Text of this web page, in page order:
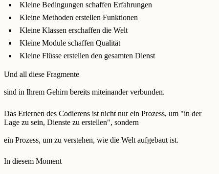
Kleine Bedingungen schaffen Erfahrungen
Kleine Methoden erstellen Funktionen
Kleine Klassen erschaffen die Welt
Kleine Module schaffen Qualität
Kleine Flüsse erstellen den gesamten Dienst
Und all diese Fragmente
sind in Ihrem Gehirn bereits miteinander verbunden.
Das Erlernen des Codierens ist nicht nur ein Prozess, um "in der
Lage zu sein, Dienste zu erstellen", sondern
ein Prozess, um zu verstehen, wie die Welt aufgebaut ist.
In diesem Moment